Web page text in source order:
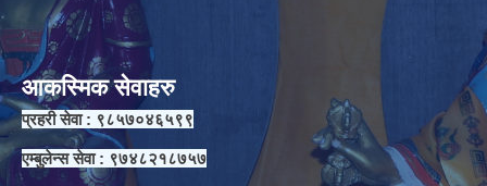
आकस्मिक सेवाहरु
प्रहरी सेवा : ९८५७०४६५९९
एम्बुलेन्स सेवा : ९७४८२१८७५७